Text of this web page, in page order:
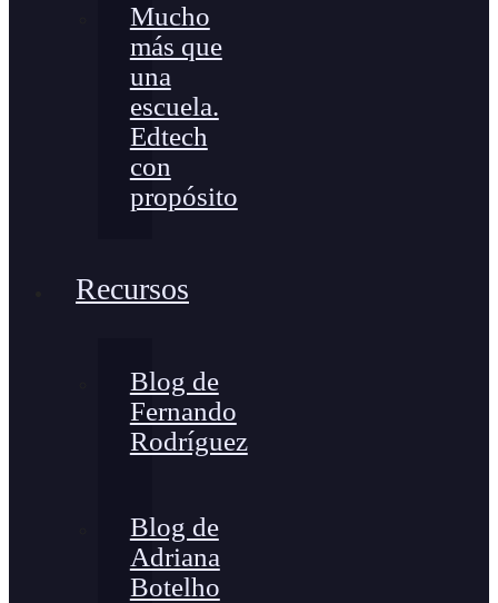
Mucho
más que
una
escuela.
Edtech
con
propósito
Recursos
Blog de
Fernando
Rodríguez
Blog de
Adriana
Botelho